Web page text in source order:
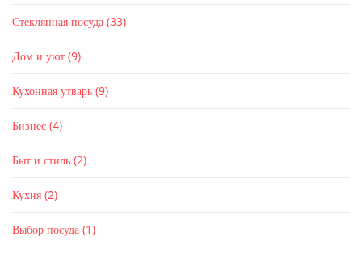
Стеклянная посуда (33)
Дом и уют (9)
Кухонная утварь (9)
Бизнес (4)
Быт и стиль (2)
Кухня (2)
Выбор посуда (1)